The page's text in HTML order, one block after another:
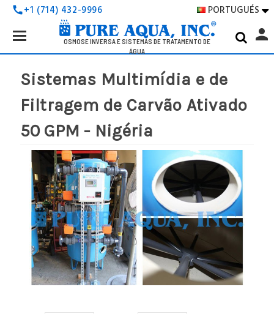
call+1 (714) 432-9996 PORTUGUÉS 
OSMOSE INVERSA E SISTEMAS DE TRATAMENTO DE
ÁGUA
Search
Keyword:
person
Sistemas Multimídia e de
Filtragem de Carvão Ativado
50 GPM - Nigéria